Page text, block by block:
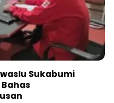
Sukabumi